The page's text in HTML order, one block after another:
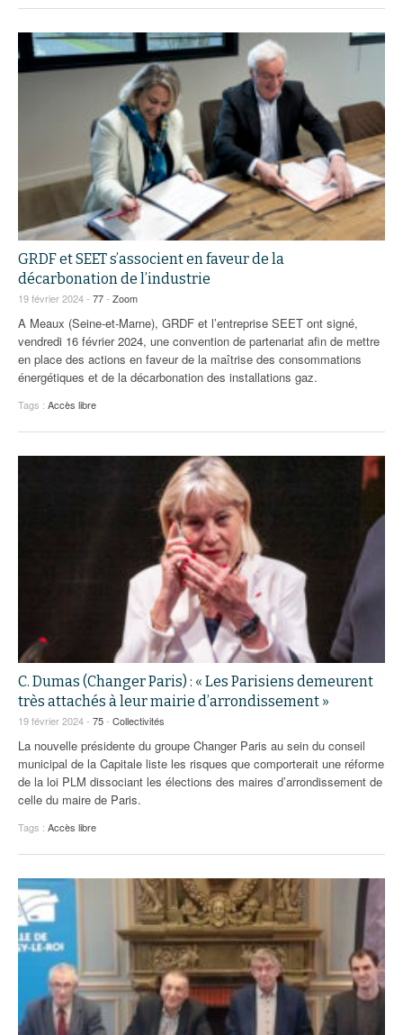
GRDF et SEET s’associent en faveur de la
décarbonation de l’industrie
19 février 2024 - 77- Zoom
A Meaux (Seine-et-Marne), GRDF et l’entreprise SEET ont signé,
vendredi 16 février 2024, une convention de partenariat afin de mettre
en place des actions en faveur de la maîtrise des consommations
énergétiques et de la décarbonation des installations gaz.
Tags : Accès libre
C. Dumas (Changer Paris) : « Les Parisiens demeurent
très attachés à leur mairie d’arrondissement »
19 février 2024 - 75- Collectivités
La nouvelle présidente du groupe Changer Paris au sein du conseil
municipal de la Capitale liste les risques que comporterait une réforme
de la loi PLM dissociant les élections des maires d’arrondissement de
celle du maire de Paris.
Tags : Accès libre